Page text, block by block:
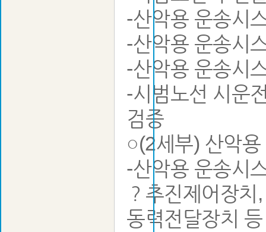
-산악용 운송시
-산악용 운송시
-산악용 운송시
-시범노선 시운
검증
○(2세부) 산악
-산악용 운송시
？추진제어장
동력전달장치